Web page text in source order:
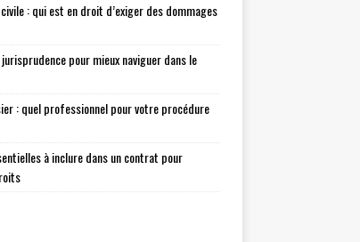
: qui est en droit d’exiger des dommages
pour mieux naviguer dans le
: quel professionnel pour votre procédure
à inclure dans un contrat pour